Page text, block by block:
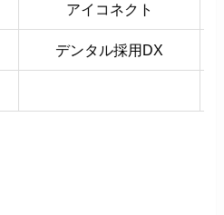
アイコネクト
デンタル採用DX